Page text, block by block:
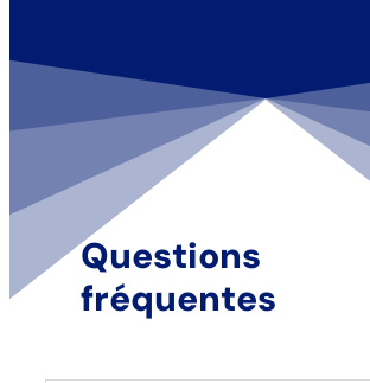
Questions
fréquentes